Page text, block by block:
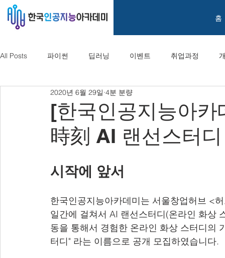
홈
All Posts 파이썬 딥러닝 이벤트 취업과정
[한국인공지능아
時刻 AI 랜선스터
2020년 6월 29일 4분 분량
시작에 앞서
한국인공지능아카데미는 서울창업허브 <
일간에 걸쳐서 AI 랜선스터디(온라인 화상
동을 통해서 경험한 온라인 화상 스터디의
터디" 라는 이름으로 공개 모집하였습니다.